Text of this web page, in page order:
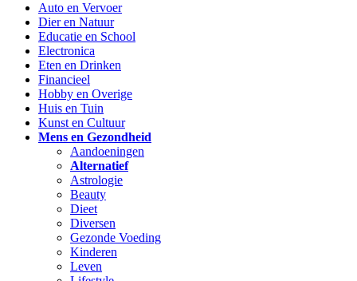
Auto en Vervoer
Dier en Natuur
Educatie en School
Electronica
Eten en Drinken
Financieel
Hobby en Overige
Huis en Tuin
Kunst en Cultuur
Mens en Gezondheid
Aandoeningen
Alternatief
Astrologie
Beauty
Dieet
Diversen
Gezonde Voeding
Kinderen
Leven